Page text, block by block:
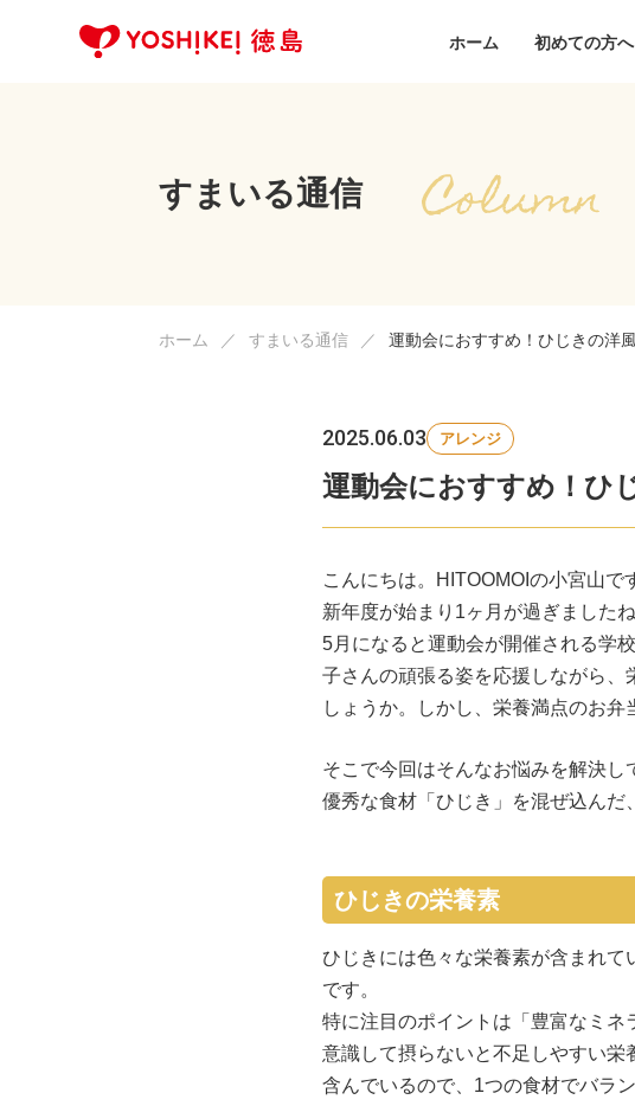
ホーム 初めての方へ
すまいる通信
ホーム すまいる通信 運動会におすすめ！ひじきの洋
2025.06.03 アレンジ
運動会におすすめ！ひ
こんにちは。HITOOMOIの小宮山で
新年度が始まり1ヶ月が過ぎました
5月になると運動会が開催される学
子さんの頑張る姿を応援しながら
しょうか。しかし、栄養満点のお
そこで今回はそんなお悩みを解決し
優秀な食材「ひじき」を混ぜ込んだ
ひじきの栄養素
ひじきには色々な栄養素が含まれ
です。
特に注目のポイントは「豊富なミネ
意識して摂らないと不足しやすい
含んでいるので、1つの食材でバラ